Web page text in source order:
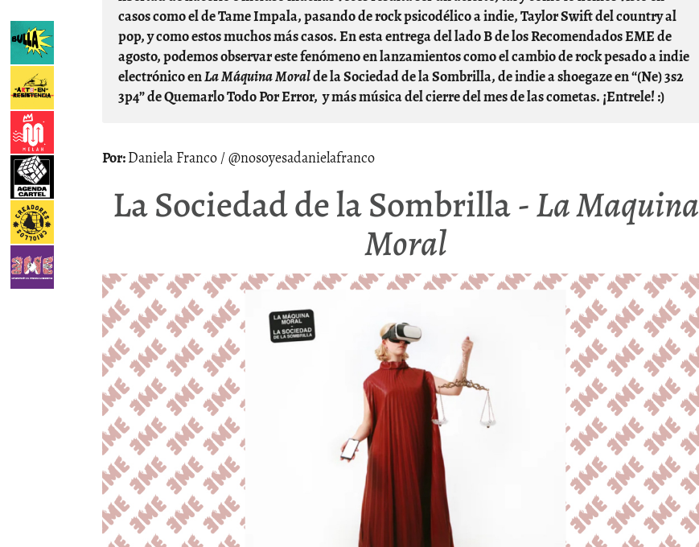
casos como el de Tame Impala, pasando de rock psicodélico a indie, Taylor Swift del country al
pop, y como estos muchos más casos. En esta entrega del lado B de los Recomendados EME de
agosto, podemos observar este fenómeno en lanzamientos como el cambio de rock pesado a indie
electrónico enLa Máquina Moralde la Sociedad de la Sombrilla, de indie a shoegaze en “(Ne) 3s2
3p4” de Quemarlo Todo Por Error, y más música del cierre del mes de las cometas. ¡Entrele! :)
Daniela Franco / @nosoyesadanielafranco
La Sociedad de la Sombrilla -La Maquina
Moral